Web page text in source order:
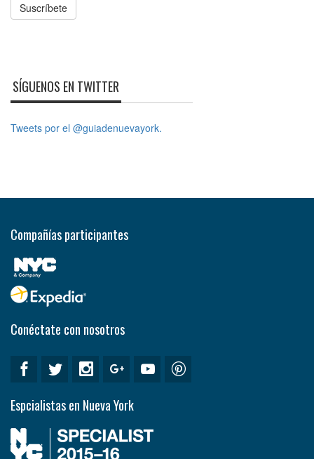
Suscríbete
SÍGUENOS EN TWITTER
Tweets por el @guiadenuevayork.
Compañías participantes
Conéctate con nosotros
Espcialistas en Nueva York